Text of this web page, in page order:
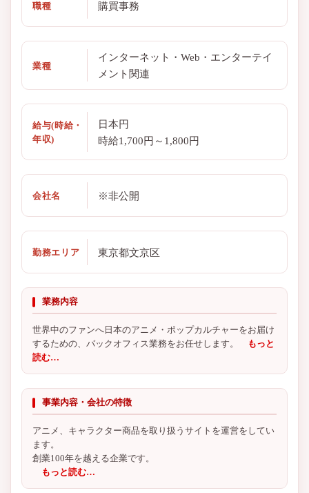
職種 購買事務
業種
インターネット・Web・エンターテイ
メント関連
給与(時給・
年収)
日本円
時給1,700円～1,800円
会社名 ※非公開
勤務エリア 東京都文京区
業務内容
世界中のファンへ日本のアニメ・ポップカルチャーをお届け
するための、バックオフィス業務をお任せします。
もっと
読む…
事業内容・会社の特徴
アニメ、キャラクター商品を取り扱うサイトを運営をしてい
ます。
創業100年を越える企業です。
もっと読む…